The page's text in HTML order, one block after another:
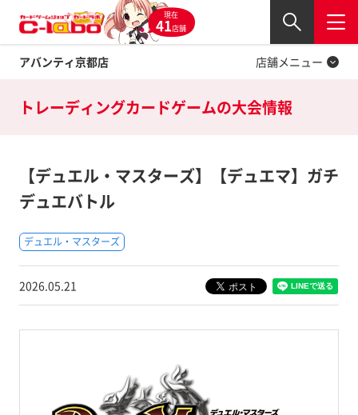
現在
41店舗
アバンティ京都店
閉じる
店舗メニュー
Twitter
トレーディングカードゲームの大会情報
【デュエル・マスターズ】【デュエマ】ガチ
デュエバトル
デュエル・マスターズ
2026.05.21